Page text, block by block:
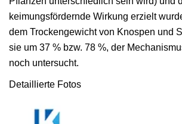
keimungsfördernde Wirkung erzielt
dem Trockengewicht von Knospen und
sie um 37 % bzw. 78 %, der
noch untersucht.
Detaillierte Fotos